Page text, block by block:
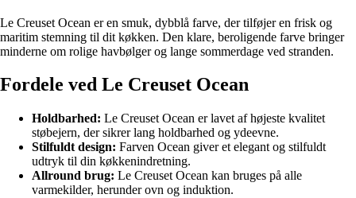
Le Creuset Ocean er en smuk, dybblå farve, der tilføjer en frisk og
maritim stemning til dit køkken. Den klare, beroligende farve bringer
minderne om rolige havbølger og lange sommerdage ved stranden.
Fordele ved Le Creuset Ocean
Holdbarhed: Le Creuset Ocean er lavet af højeste kvalitet
støbejern, der sikrer lang holdbarhed og ydeevne.
Stilfuldt design: Farven Ocean giver et elegant og stilfuldt
udtryk til din køkkenindretning.
Allround brug: Le Creuset Ocean kan bruges på alle
varmekilder, herunder ovn og induktion.